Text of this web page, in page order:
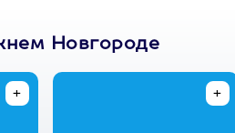
Новгороде